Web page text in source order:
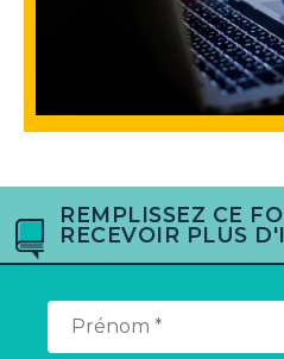
REMPLISSEZ CE
RECEVOIR PLUS